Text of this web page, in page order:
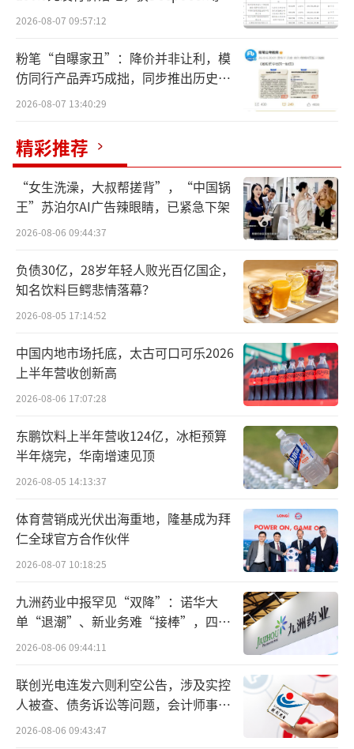
虑闭店。但2025年春节考虑到市场回暖、购房
者信心回升，该项目则采用轮岗值班的形式正
常营业。
也正是这种轮岗值班的形式让王小强叫苦
不迭，“远超预期”“人手不足”等成为王小
强与北京商报记者沟通中常提到的词汇。王小
强表示，从大年初三开始，到访量便出现逐渐
增加的趋势，大年初五便已达到工作日日均约2
0组的水平，远超春节前预期的5组，涨幅达30
0%。
同样的情况还发生在永丰南板块的海开颐
海云颂项目。该项目置业顾问李云熙表示，在
春节期间，售楼处准备了写福字、做花灯等活
动，有趣的活动也吸引了购房者前来参与。北
京商报记者在现场看到，3组购房者正在与置业
顾问对于户型细节进行沟通。
相比于永丰板块，丰台中海甲叁号院并没
有那么热闹。北京商报记者在楼盘现场观察
到，尽管项目已开放小区会所以及两个户型的
交付样板间，供购房者亲身体验未来的小区环
境以及房屋品质，但在现场记者仅见到1组购房
者。该项目置业顾问贾伯远告诉记者，春节期
间到访量比预期有所增加，日均能达到10组，
但因记者到访时间偏晚，并且交付样板间及会
所展示区较分散，也导致购房者并不集中在某
一区域。
看房需提前预约
华战配加持
2026-08-07 09:57:12
粉笔“自曝家丑”：降价并非让利，模
仿同行产品弄巧成拙，同步推出历史学
员退费方案
2026-08-07 13:40:29
精彩推荐
“女生洗澡，大叔帮搓背”，“中国锅
王”苏泊尔AI广告辣眼睛，已紧急下架
2026-08-06 09:44:37
负债30亿，28岁年轻人败光百亿国企，
知名饮料巨鳄悲情落幕？
2026-08-05 17:14:52
中国内地市场托底，太古可口可乐2026
上半年营收创新高
2026-08-06 17:07:28
东鹏饮料上半年营收124亿，冰柜预算
半年烧完，华南增速见顶
2026-08-05 14:13:37
体育营销成光伏出海重地，隆基成为拜
仁全球官方合作伙伴
2026-08-07 10:18:25
九洲药业中报罕见“双降”：诺华大
单“退潮”、新业务难“接棒”，四大
难关待闯
2026-08-06 09:44:11
联创光电连发六则利空公告，涉及实控
人被查、债务诉讼等问题，会计师事务
所曾出具“保留意见”
2026-08-06 09:43:47